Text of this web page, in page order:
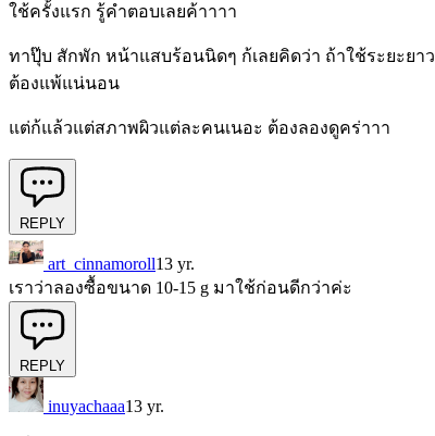
ใช้ครั้งแรก รู้คำตอบเลยค้าาาา
ทาปุ๊บ สักพัก หน้าแสบร้อนนิดๆ ก้เลยคิดว่า ถ้าใช้ระยะยาว
ต้องแพ้แน่นอน
แต่ก้แล้วแต่สภาพผิวแต่ละคนเนอะ ต้องลองดูคร่าาา
REPLY
art_cinnamoroll13 yr.
เราว่าลองซื้อขนาด 10-15 g มาใช้ก่อนดีกว่าค่ะ
REPLY
inuyachaaa13 yr.